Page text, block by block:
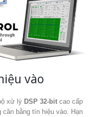
vào
xử lý DSP 32-bitcao cấp
bằng tín hiệu vào. Hạn